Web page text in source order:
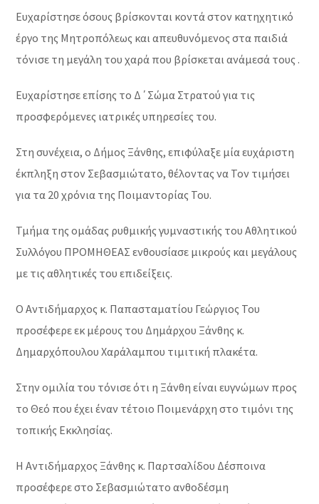
Ευχαρίστησε όσους βρίσκονται κοντά στον κατηχητικό
έργο της Μητροπόλεως και απευθυνόμενος στα παιδιά
τόνισε τη μεγάλη του χαρά που βρίσκεται ανάμεσά τους .
Ευχαρίστησε επίσης το Δ΄Σώμα Στρατού για τις
προσφερόμενες ιατρικές υπηρεσίες του.
Στη συνέχεια, ο Δήμος Ξάνθης, επιφύλαξε μία ευχάριστη
έκπληξη στον Σεβασμιώτατο, θέλοντας να Τον τιμήσει
για τα 20 χρόνια της Ποιμαντορίας Του.
Τμήμα της ομάδας ρυθμικής γυμναστικής του Αθλητικού
Συλλόγου ΠΡΟΜΗΘΕΑΣ ενθουσίασε μικρούς και μεγάλους
με τις αθλητικές του επιδείξεις.
Ο Αντιδήμαρχος κ. Παπασταματίου Γεώργιος Του
προσέφερε εκ μέρους του Δημάρχου Ξάνθης κ.
Δημαρχόπουλου Χαράλαμπου τιμιτική πλακέτα.
Στην ομιλία του τόνισε ότι η Ξάνθη είναι ευγνώμων προς
το Θεό που έχει έναν τέτοιο Ποιμενάρχη στο τιμόνι της
τοπικής Εκκλησίας.
Η Αντιδήμαρχος Ξάνθης κ. Παρτσαλίδου Δέσποινα
προσέφερε στο Σεβασμιώτατο ανθοδέσμη